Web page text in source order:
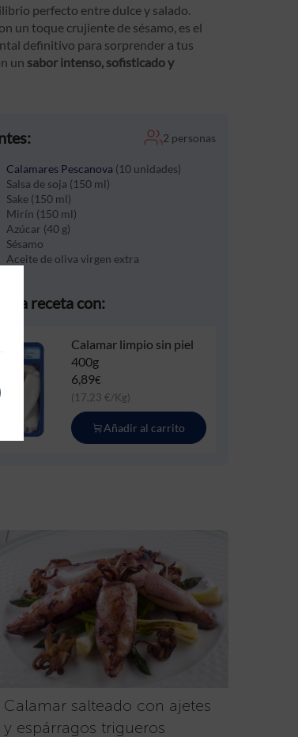
perfecto entre dulce y salado.
un toque crujiente de sésamo, es el
definitivo para sorprender a tus
un sabor intenso, sofisticado y
2 personas
Calamares Pescanova (10 unidades)
Salsa de soja (150 ml)
Sake (150 ml)
Mirín (150 ml)
Azúcar (40 g)
Sésamo
Aceite de oliva virgen extra
receta con:
Calamar limpio sin piel
400g
6,89€
(17,23 €/Kg)
Añadir al carrito
Calamar salteado con ajetes
y espárragos trigueros